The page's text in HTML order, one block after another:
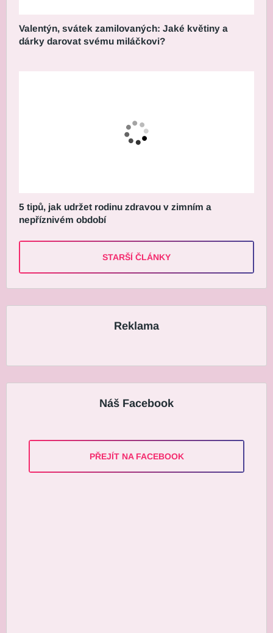
Valentýn, svátek zamilovaných: Jaké květiny a
dárky darovat svému miláčkovi?
5 tipů, jak udržet rodinu zdravou v zimním a
nepříznivém období
STARŠÍ ČLÁNKY
Reklama
Náš Facebook
PŘEJÍT NA FACEBOOK